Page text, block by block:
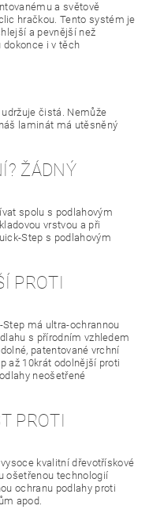
a světově
hračkou. Tento systém je
a pevnější než
dokonce i v těch
čistá. Nemůže
laminát má utěsněný
ŽÁDNÝ
spolu s podlahovým
vrstvou a při
Step s podlahovým
PROTI
má ultra-ochrannou
s přírodním vzhledem
patentované vrchní
až 10krát odolnější proti
neošetřené
PROTI
kvalitní dřevotřískové
ošetřenou technologií
ochranu podlahy proti
apod.